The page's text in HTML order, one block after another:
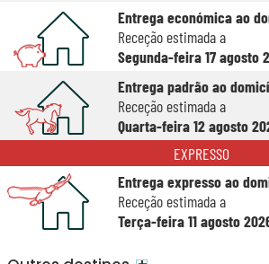
Entrega económica ao
Receção estimada a
Segunda-feira 17 agosto
Entrega padrão ao
Receção estimada a
Quarta-feira 12 agosto
EXPRESSO
Entrega expresso ao
Receção estimada a
Terça-feira 11 agosto